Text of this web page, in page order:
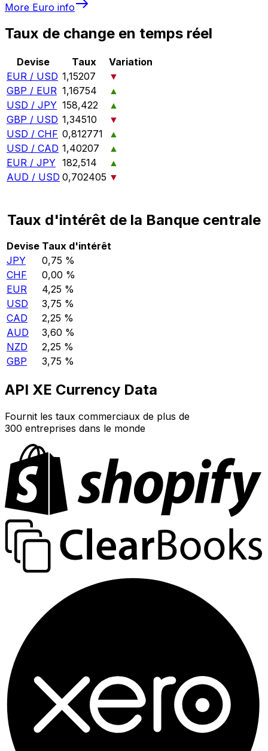
More Euro info
Taux de change en temps réel
Devise Taux
Variation
EUR / USD 1,15207
▼
GBP / EUR 1,16754
▲
USD / JPY 158,422
▲
GBP / USD 1,34510
▼
USD / CHF 0,812771
▲
USD / CAD 1,40207
▲
EUR / JPY 182,514
▲
AUD / USD 0,702405 ▼
Taux d'intérêt de la Banque centrale
Devise Taux d'intérêt
JPY
0,75 %
CHF
0,00 %
EUR
4,25 %
USD
3,75 %
CAD
2,25 %
AUD
3,60 %
NZD
2,25 %
GBP
3,75 %
API XE Currency Data
Fournit les taux commerciaux de plus de
300 entreprises dans le monde